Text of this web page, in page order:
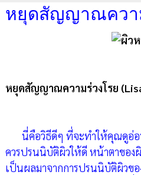
หยุดสัญญาณควา
หยุดสัญญาณความร่วงโรย
นี่คือวิธีดีๆ ที่จะทำให้คุณดูอ่อน
ควรปรนนิบัติผิวให้ดี หน้าตาขอ
เป็นผลมาจากการปรนนิบัติผิว